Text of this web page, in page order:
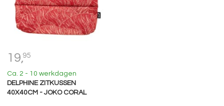
19,95
Ca. 2 - 10 werkdagen
DELPHINE ZITKUSSEN
40X40CM - JOKO CORAL